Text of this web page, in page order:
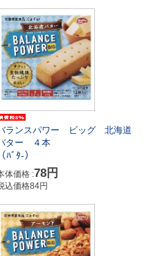
ランスパワー ビッグ 北海道
ター ４本
（ﾊﾞﾀ-）
体価格 :78円
込価格84円